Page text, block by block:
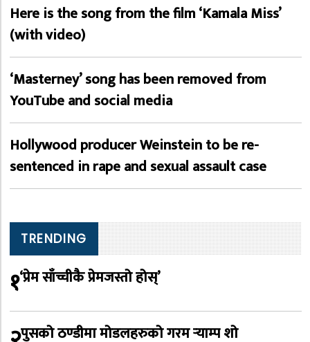
Here is the song from the film ‘Kamala Miss’
(with video)
‘Masterney’ song has been removed from
YouTube and social media
Hollywood producer Weinstein to be re-
sentenced in rape and sexual assault case
TRENDING
१‘प्रेम साँच्चीकै प्रेमजस्तो होस्’
पुसको ठण्डीमा मोडलहरुको गरम र्‍याम्प शो